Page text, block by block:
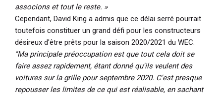
associons et tout le reste. »
Cependant, David King a admis que ce délai serré pourrait
toutefois constituer un grand défi pour les constructeurs
désireux d'être prêts pour la saison 2020/2021 du WEC.
"Ma principale préoccupation est que tout cela doit se
faire assez rapidement, étant donné qu'ils veulent des
voitures sur la grille pour septembre 2020. C'est presque
repousser les limites de ce qui est réalisable, en sachant